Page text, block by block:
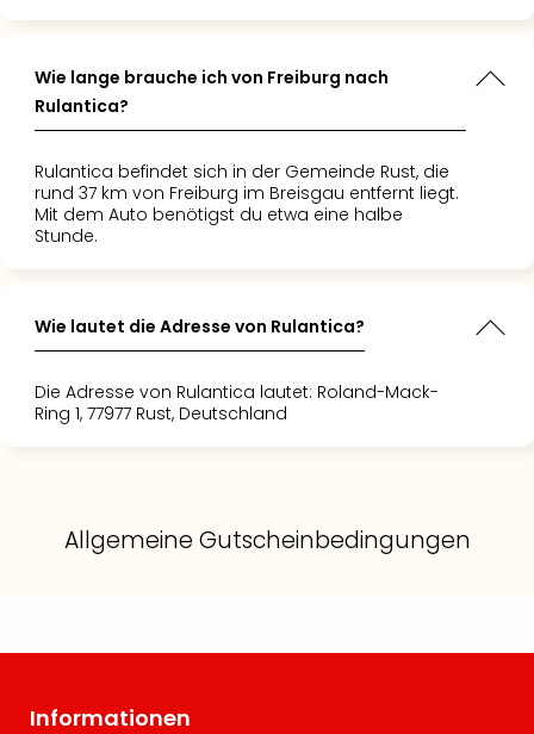
Wie lange brauche ich von Freiburg nach
Rulantica?
Rulantica befindet sich in der Gemeinde Rust, die
rund 37 km von Freiburg im Breisgau entfernt liegt.
Mit dem Auto benötigst du etwa eine halbe
Stunde.
Wie lautet die Adresse von Rulantica?
Die Adresse von Rulantica lautet: Roland-Mack-
Ring 1, 77977 Rust, Deutschland
Allgemeine Gutscheinbedingungen
Informationen